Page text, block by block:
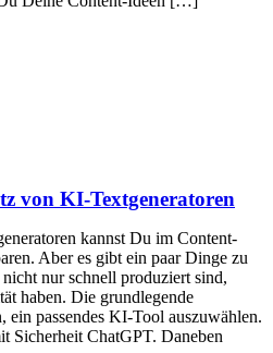
von KI-Textgeneratoren
kannst Du im Content-
Aber es gibt ein paar Dinge zu
nur schnell produziert sind,
haben. Die grundlegende
ein passendes KI-Tool auszuwählen.
Sicherheit ChatGPT. Daneben